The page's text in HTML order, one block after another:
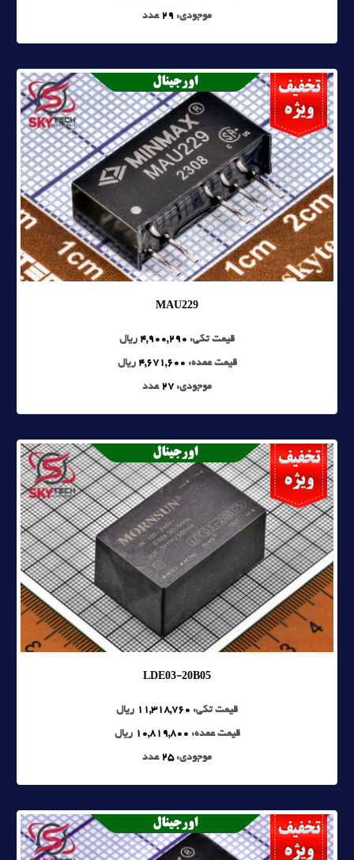
موجودی: 29 عدد
MAU229
قیمت تکی: 4,900,290 ریال
قیمت عمده: 4,671,600 ریال
موجودی: 27 عدد
LDE03-20B05
قیمت تکی: 11,318,760 ریال
قیمت عمده: 10,819,800 ریال
موجودی:25 عدد